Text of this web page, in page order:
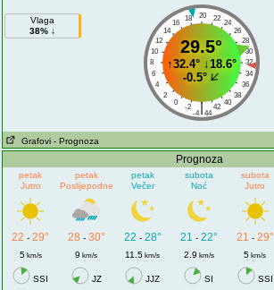
Vlaga
38% ↓
20
18 22
16
24
14
26
12
28
10
30
8
32
6
34
4
36
2
38
0
40
-2 42
|
-4 44
29.5°
↑32.4°↓18.6°
-0.5°
Grafovi - Prognoza
Prognoza
petak
Jutro
petak
Poslijepodne
petak
Večer
subota
Noć
subota
Jutro
22 -29° 28 - 30° 22 - 28° 21 - 22° 21 - 29°
5km/s 9 km/s 11.5 km/s 2.9 km/s 5 km/s
SSI JZ JJZ SI
SSI